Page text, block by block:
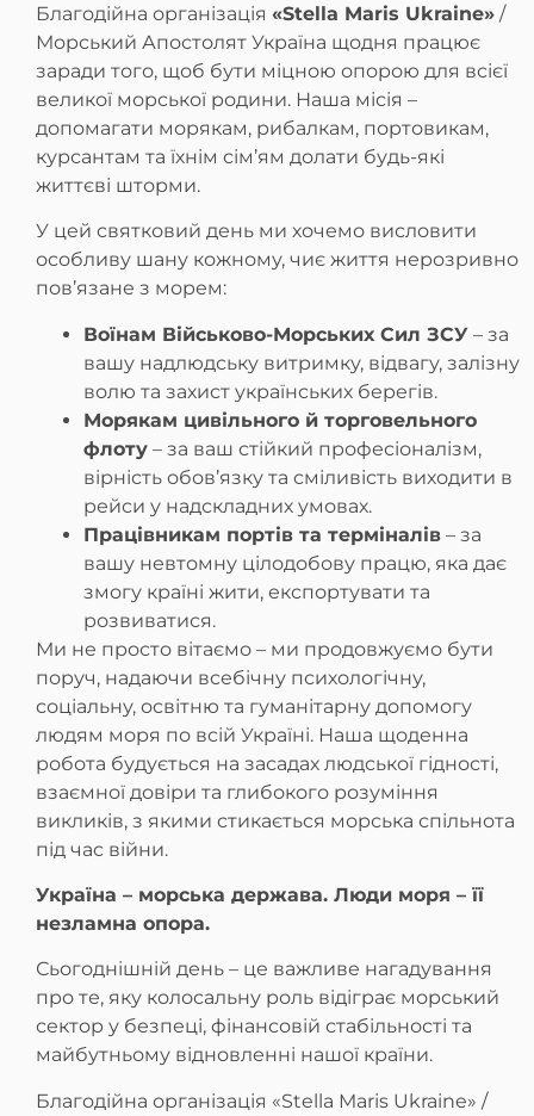
Благодійна організація «Stella Maris Ukraine» /
Морський Апостолят Україна щодня працює
заради того, щоб бути міцною опорою для всієї
великої морської родини. Наша місія –
допомагати морякам, рибалкам, портовикам,
курсантам та їхнім сім’ям долати будь-які
життєві шторми.
У цей святковий день ми хочемо висловити
особливу шану кожному, чиє життя нерозривно
пов’язане з морем:
Воїнам Військово-Морських Сил ЗСУ – за
вашу надлюдську витримку, відвагу, залізну
волю та захист українських берегів.
Морякам цивільного й торговельного
флоту – за ваш стійкий професіоналізм,
вірність обов’язку та сміливість виходити в
рейси у надскладних умовах.
Працівникам портів та терміналів – за
вашу невтомну цілодобову працю, яка дає
змогу країні жити, експортувати та
розвиватися.
Ми не просто вітаємо – ми продовжуємо бути
поруч, надаючи всебічну психологічну,
соціальну, освітню та гуманітарну допомогу
людям моря по всій Україні. Наша щоденна
робота будується на засадах людської гідності,
взаємної довіри та глибокого розуміння
викликів, з якими стикається морська спільнота
під час війни.
Україна – морська держава. Люди моря – її
незламна опора.
Сьогоднішній день – це важливе нагадування
про те, яку колосальну роль відіграє морський
сектор у безпеці, фінансовій стабільності та
майбутньому відновленні нашої країни.
Благодійна організація «Stella Maris Ukraine» /